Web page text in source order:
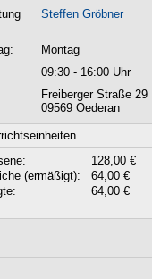
Steffen Gröbner
Montag
09:30 - 16:00 Uhr
Freiberger Straße 29
09569 Oederan
128,00 €
(ermäßigt):
64,00 €
64,00 €